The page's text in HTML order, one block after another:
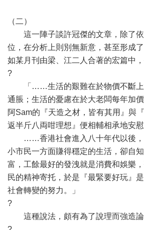
（二）
這一陣子談許冠傑的文章，除了依
位，在分析上則別無新意，甚至形成
如某月刊由梁、江二人合著的宏篇中，
?
「……生活的艱難在於物價不斷上
通脹；生活的憂慮在於大老闆每年加
阿Sam的『天造之材，皆有其用』與
返半斤八両咁理想』便相輔相承地安慰
……香港社會進入八十年代以後，
小市民一方面賺得穩定的生活，卻自
富，工餘最好的發洩就是消費和娛樂
民的精神寄托，於是『最緊要好玩』
社會轉變的努力。」
?
這種說法，頗有為了說理而強造論